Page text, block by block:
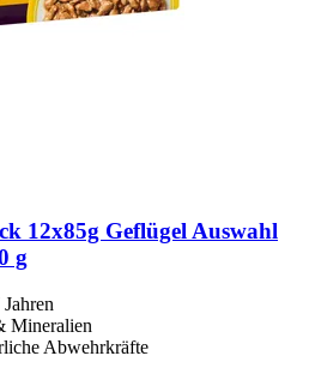
12x85g Geflügel Auswahl
g
Mineralien
Abwehrkräfte